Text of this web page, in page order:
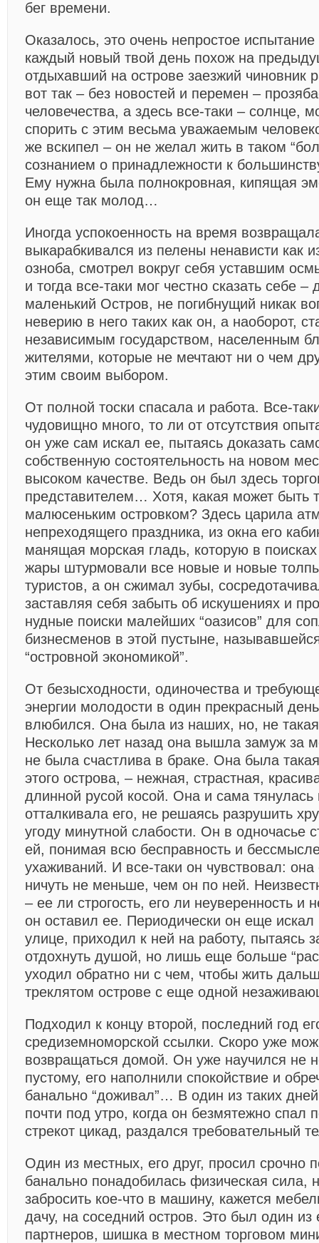
бег времени.
Оказалось, это очень непростое испытание
каждый новый твой день похож на
отдыхавший на острове заезжий чиновник
вот так – без новостей и перемен –
человечества, а здесь все-таки – солнце,
спорить с этим весьма уважаемым
же вскипел – он не желал жить в таком
сознанием о принадлежности к
Ему нужна была полнокровная, кипящая
он еще так молод…
Иногда успокоенность на время
выкарабкивался из пелены ненависти как
озноба, смотрел вокруг себя уставшим
и тогда все-таки мог честно сказать себе –
маленький Остров, не погибнущий никак
неверию в него таких как он, а наоборот,
независимым государством, населенным
жителями, которые не мечтают ни о чем
этим своим выбором.
От полной тоски спасала и работа. Все-
чудовищно много, то ли от отсутствия
он уже сам искал ее, пытаясь доказать
собственную состоятельность на новом
высоком качестве. Ведь он был здесь
представителем… Хотя, какая может быть
малюсеньким островком? Здесь царила
непреходящего праздника, из окна его
манящая морская гладь, которую в
жары штурмовали все новые и новые
туристов, а он сжимал зубы,
заставляя себя забыть об искушениях и
нудные поиски малейших “оазисов” для
бизнесменов в этой пустыне,
“островной экономикой”.
От безысходности, одиночества и
энергии молодости в один прекрасный
влюбился. Она была из наших, но, не такая
Несколько лет назад она вышла замуж за
не была счастлива в браке. Она была
этого острова, – нежная, страстная,
длинной русой косой. Она и сама
отталкивала его, не решаясь разрушить
угоду минутной слабости. Он в одночасье
ей, понимая всю бесправность и
ухаживаний. И все-таки он чувствовал:
ничуть не меньше, чем он по ней.
– ее ли строгость, его ли неуверенность и
он оставил ее. Периодически он еще искал
улице, приходил к ней на работу, пытаясь
отдохнуть душой, но лишь еще больше
уходил обратно ни с чем, чтобы жить
треклятом острове с еще одной
Подходил к концу второй, последний год
средиземноморской ссылки. Скоро уже
возвращаться домой. Он уже научился не
пустому, его наполнили спокойствие и
банально “доживал”… В один из таких
почти под утро, когда он безмятежно спал
стрекот цикад, раздался требовательный
Один из местных, его друг, просил срочно
банально понадобилась физическая сила,
забросить кое-что в машину, кажется
дачу, на соседний остров. Это был один из
партнеров, шишка в местном торговом